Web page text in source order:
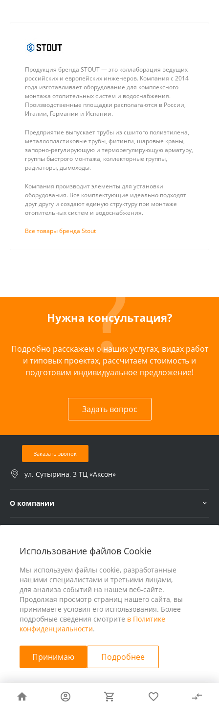
Использование файлов Cookie
Мы используем файлы cookie, разработанные
нашими специалистами и третьими лицами,
для анализа событий на нашем веб-сайте.
Продолжая просмотр страниц нашего сайта, вы
принимаете условия его использования. Более
подробные сведения смотрите в Политике
конфиденциальности.
Принимаю Подробнее
Продукция бренда STOUT — это коллаборация ведущих
российских и европейских инженеров. Компания с 2014
года изготавливает оборудование для комплексного
монтажа отопительных систем и водоснабжения.
Производственные площадки располагаются в России,
Италии, Германии и Испании.
Предприятие выпускает трубы из сшитого полиэтилена,
металлопластиковые трубы, фитинги, шаровые краны,
запорно-регулирующую и терморегулирующую арматуру,
группы быстрого монтажа, коллекторные группы,
радиаторы, дымоходы.
Компания производит элементы для установки
оборудования. Все комплектующие идеально подходят
друг другу и создают единую структуру при монтаже
отопительных систем и водоснабжения.
Все товары бренда Stout
Нужна консультация?
Подробно расскажем о наших услугах, видах работ
и типовых проектах, рассчитаем стоимость и
подготовим индивидуальное предложение!
Задать вопрос
Заказать звонок
ул. Сутырина, 3 ТЦ «Аксон»
О компании
© 2026 ООО «25 Киловатт» ИНН 4401188290, Все права
защищены